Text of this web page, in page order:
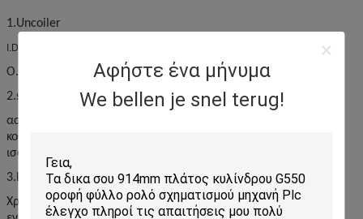
Αφήστε ένα μήνυμα
We bellen je snel terug!
1.Uncoiler
I.D.
O.D της λουρίδας χάλυβα: Φ1800mm
2.shearing και άκρη-ένωση
ασφαλίστε τις δύο-κουλουριασμένες λουρίδες χάλυβα που
κουρεύουν tidily και έπειτα που ενώνουν στενά μαζί και την
ισοπεδώνοντας ραφή συγκόλλησης.
3.Hoop κλουβί
Χρήση: εξασφαλίστε κύρια μηχανή που τρέχει συνεχώς